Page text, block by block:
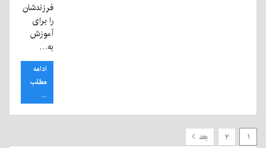
فرزندشان
را برای
آموزش
به…
ادامه
مطلب
...
۱ ۲ بعد